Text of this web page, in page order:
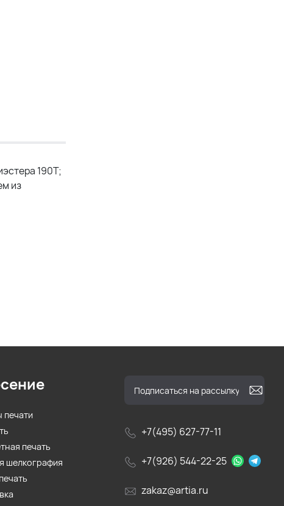
190T;
из
+7(495) 627-77-11
+7(926) 544-22-25
zakaz@artia.ru
печати
печать
шелкография